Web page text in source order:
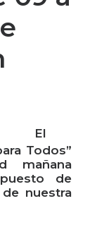
El
Todos”
mañana
de
nuestra